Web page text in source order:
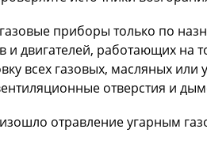
приборы только по
и двигателей, работающих на
всех газовых, масляных
отверстия и
отравление угарным